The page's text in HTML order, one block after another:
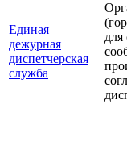
Единая
дежурная
диспетчерская
служба
для